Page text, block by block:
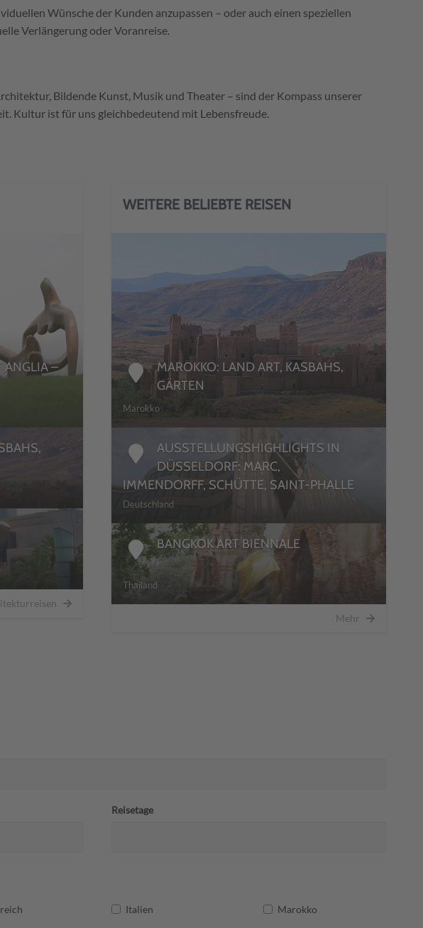
Wünsche der Kunden anzupassen – oder auch einen speziellen
Verlängerung oder Voranreise.
Bildende Kunst, Musik und Theater – sind der Kompass unserer
Kultur ist für uns gleichbedeutend mit Lebensfreude.
ANGLIA –
WEITERE BELIEBTE REISEN
MAROKKO: LAND ART, KASBAHS,
GÄRTEN
Marokko
AUSSTELLUNGSHIGHLIGHTS IN
DÜSSELDORF: MARC,
IMMENDORFF, SCHÜTTE, SAINT-PHALLE
Deutschland
BANGKOK ART BIENNALE
Thailand
Mehr
Reisetage
Italien
Marokko